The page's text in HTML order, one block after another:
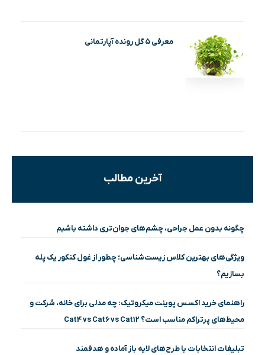
معرفی ۵ گل رونده آپارتمانی
آخرین مطالب
چگونه بدون عمل جراحی، چشم‌های جوان‌تری داشته باشیم
ویژگی‌های بهترین کلاس زیست‌شناسی؛ چطور از غول کنکور یک پله
بسازیم؟
راهنمای خرید اکسس پوینت میکروتیک: چه مدلی برای خانه، شرکت و
محیط‌های پرتراکم مناسب است؟ Cat4 vs Cat6 vs Cat12
تبلیغات انتخابات با طرح‌های لایه باز آماده و هدفمند